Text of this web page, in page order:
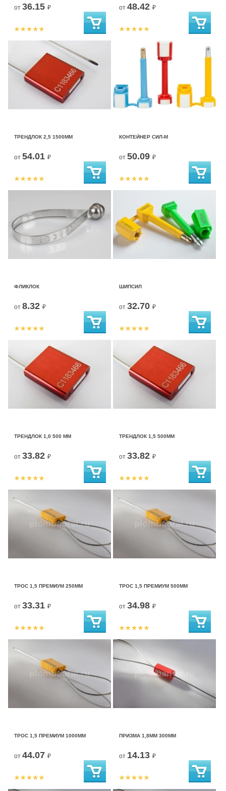
от 36.15 ₽ от 48.42 ₽
ТРЕНДЛОК 2,5 1500ММ
от 54.01 ₽
КОНТЕЙНЕР СИЛ-М
от 50.09 ₽
ФЛИКЛОК
от 8.32 ₽
ШИПСИЛ
от 32.70 ₽
ТРЕНДЛОК 1,0 500 ММ
от 33.82 ₽
ТРЕНДЛОК 1,5 500ММ
от 33.82 ₽
ТРОС 1,5 ПРЕМИУМ 250ММ
от 33.31 ₽
ТРОС 1,5 ПРЕМИУМ 500ММ
от 34.98 ₽
ТРОС 1,5 ПРЕМИУМ 1000ММ
от 44.07 ₽
ПРИЗМА 1,8ММ 300ММ
от 14.13 ₽